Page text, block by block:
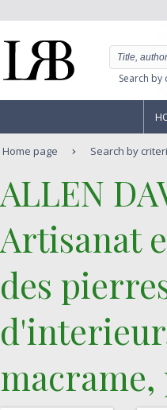
Search by
Home page Search by
‎ALLEN
‎Artisanat
des